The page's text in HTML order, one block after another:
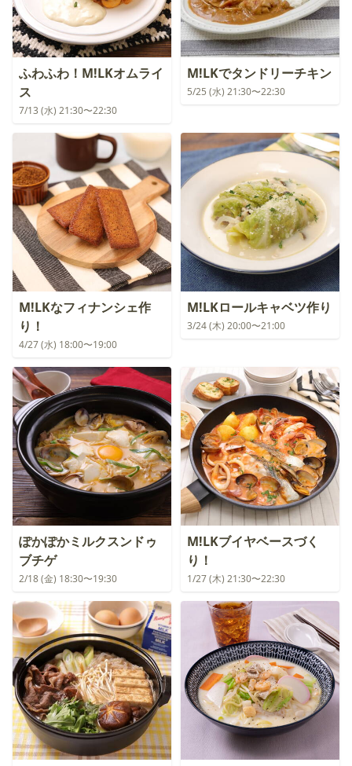
ふわふわ！M!LKオムライ
ス
7/13 (水) 21:30〜22:30
M!LKでタンドリーチキン
5/25 (水) 21:30〜22:30
M!LKなフィナンシェ作
り！
4/27 (水) 18:00〜19:00
M!LKロールキャベツ作り
3/24 (木) 20:00〜21:00
ぽかぽかミルクスンドゥ
ブチゲ
2/18 (金) 18:30〜19:30
M!LKブイヤベースづく
り！
1/27 (木) 21:30〜22:30